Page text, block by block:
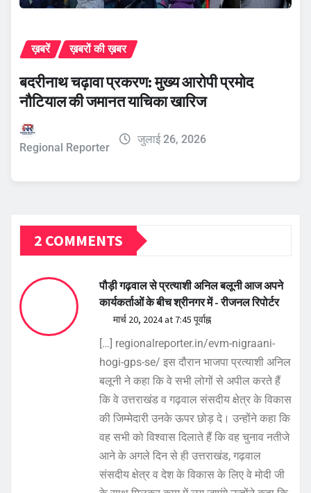
ख़बरें ख़बरों की ख़बर
बदरीनाथ चढ़ावा प्रकरण: मुख्य आरोपी प्रमोद
नौटियाल की जमानत याचिका खारिज
Regional Reporter
जुलाई 26, 2026
2 COMMENTS
पौड़ी गढ़वाल से प्रत्याशी अनिल बलूनी आज अपने
कार्यकर्ताओं के बीच श्रीनगर में - रीजनल रिपोर्टर
मार्च 20, 2024 at 7:45 पूर्वाह्न
[…] regionalreporter.in/evm-nigraani-
hogi-gps-se/ इस दौरान भाजपा प्रत्याशी अनिल
बलूनी ने कहा कि वे सभी लोगों से अपील करते हैं
कि वे उत्तराखंड व गढ़वाल संसदीय क्षेत्र के विकास
की जिम्मेदारी उनके ऊपर छोड़ दे। उन्होंने कहा कि
वह सभी को विश्वास दिलाते हैं कि वह चुनाव नतीजे
आने के अगले दिन से ही उत्तराखंड, गढ़वाल
संसदीय क्षेत्र व देश के विकास के लिए वे मोदी जी